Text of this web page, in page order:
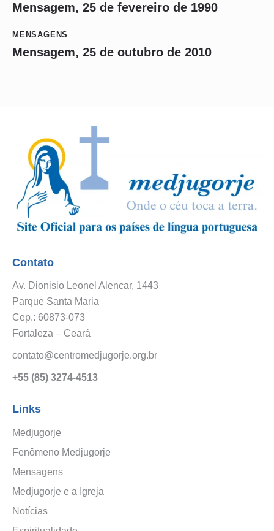
Mensagem, 25 de fevereiro de 1990
MENSAGENS
Mensagem, 25 de outubro de 2010
Contato
Av. Dionisio Leonel Alencar, 1443
Parque Santa Maria
Cep.: 60873-073
Fortaleza – Ceará
contato@centromedjugorje.org.br
+55 (85) 3274-4513
Links
Medjugorje
Fenômeno Medjugorje
Mensagens
Medjugorje e a Igreja
Notícias